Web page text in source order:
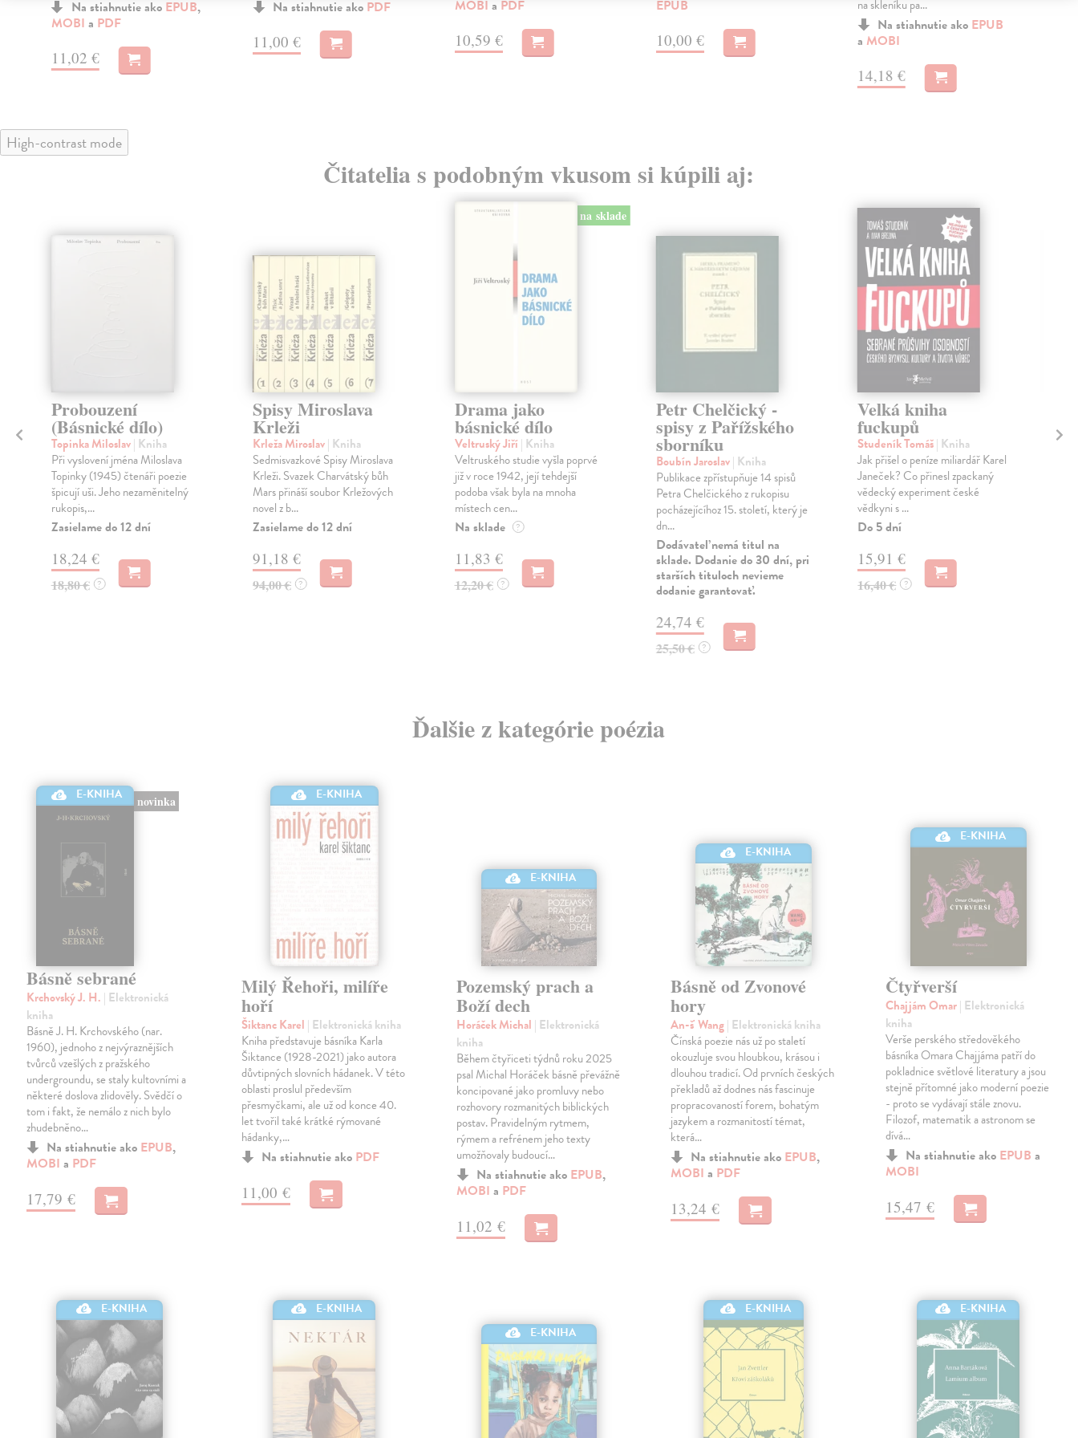
Na stiahnutie ako EPUB,
MOBI a PDF
11,02 €
Na stiahnutie ako PDF
11,00 €
MOBI a PDF
10,59 €
EPUB
10,00 €
na skleníku pa...
Na stiahnutie ako EPUB
a MOBI
14,18 €
High-contrast mode
Čitatelia s podobným vkusom si kúpili aj:
Probouzení
(Básnické dílo)
Topinka Miloslav| Kniha
Při vyslovení jména Miloslava
Topinky (1945) čtenáři poezie
špicují uši. Jeho nezaměnitelný
rukopis,...
Zasielame do 12 dní
18,24 €
18,80 € ?
Spisy Miroslava
Krleži
Krleža Miroslav| Kniha
Sedmisvazkové Spisy Miroslava
Krleži. Svazek Charvátský bůh
Mars přináší soubor Krležových
novel z b...
Zasielame do 12 dní
91,18 €
94,00 € ?
na sklade
Drama jako
básnické dílo
Veltruský Jiří | Kniha
Veltruského studie vyšla poprvé
již v roce 1942, její tehdejší
podoba však byla na mnoha
místech cen...
Na sklade ?
11,83 €
12,20 € ?
Petr Chelčický -
spisy z Pařížského
sborníku
Boubín Jaroslav| Kniha
Publikace zpřístupňuje 14 spisů
Petra Chelčického z rukopisu
pocházejícíhoz 15. století, který je
dn...
Dodávateľ nemá titul na
sklade. Dodanie do 30 dní, pri
starších tituloch nevieme
dodanie garantovať.
24,74 €
25,50 € ?
Velká kniha
fuckupů
Studeník Tomáš| Kniha
Jak přišel o peníze miliardář Karel
Janeček? Co přinesl zpackaný
vědecký experiment české
vědkyni s ...
Do 5 dní
15,91 €
16,40 € ?
Ďalšie z kategórie poézia
E-KNIHA novinka
Básně sebrané
Krchovský J. H. | Elektronická
kniha
Básně J. H. Krchovského (nar.
1960), jednoho z nejvýraznějších
tvůrců vzešlých z pražského
undergroundu, se staly kultovními a
některé doslova zlidověly. Svědčí o
tom i fakt, že nemálo z nich bylo
zhudebněno…
Na stiahnutie ako EPUB,
MOBI a PDF
17,79 €
E-KNIHA
Milý Řehoři, milíře
hoří
Šiktanc Karel | Elektronická kniha
Kniha představuje básníka Karla
Šiktance (1928-2021) jako autora
důvtipných slovních hádanek. V této
oblasti proslul především
přesmyčkami, ale už od konce 40.
let tvořil také krátké rýmované
hádanky,…
Na stiahnutie ako PDF
11,00 €
E-KNIHA
Pozemský prach a
Boží dech
Horáček Michal | Elektronická
kniha
Během čtyřiceti týdnů roku 2025
psal Michal Horáček básně převážně
koncipované jako promluvy nebo
rozhovory rozmanitých biblických
postav. Pravidelným rytmem,
rýmem a refrénem jeho texty
umožňovaly budoucí…
Na stiahnutie ako EPUB,
MOBI a PDF
11,02 €
E-KNIHA
Básně od Zvonové
hory
An-š' Wang| Elektronická kniha
Čínská poezie nás už po staletí
okouzluje svou hloubkou, krásou i
dlouhou tradicí. Od prvních českých
překladů až dodnes nás fascinuje
propracovaností forem, bohatým
jazykem a rozmanitostí témat,
která…
Na stiahnutie ako EPUB,
MOBI a PDF
13,24 €
E-KNIHA
Čtyřverší
Chajjám Omar| Elektronická
kniha
Verše perského středověkého
básníka Omara Chajjáma patří do
pokladnice světlové literatury a jsou
stejně přítomné jako moderní poezie
- proto se vydávají stále znovu.
Filozof, matematik a astronom se
dívá…
Na stiahnutie ako EPUB a
MOBI
15,47 €
E-KNIHA
E-KNIHA
E-KNIHA
E-KNIHA E-KNIHA